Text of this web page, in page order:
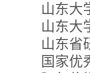
山东大
山东大
山东省
国家优